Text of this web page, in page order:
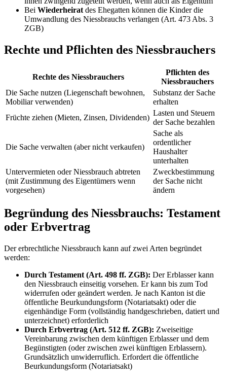
Bei Wiederheirat des Ehegatten können die Kinder die
Umwandlung des Niessbrauchs verlangen (Art. 473 Abs. 3
ZGB)
Rechte und Pflichten des Niessbrauchers
Rechte des Niessbrauchers
Pflichten des
Niessbrauchers
Die Sache nutzen (Liegenschaft bewohnen,
Mobiliar verwenden)
Substanz der Sache
erhalten
Früchte ziehen (Mieten, Zinsen, Dividenden)
Lasten und Steuern
der Sache bezahlen
Die Sache verwalten (aber nicht verkaufen)
Sache als
ordentlicher
Haushalter
unterhalten
Untervermieten oder Niessbrauch abtreten
(mit Zustimmung des Eigentümers wenn
vorgesehen)
Zweckbestimmung
der Sache nicht
ändern
Begründung des Niessbrauchs: Testament
oder Erbvertrag
Der erbrechtliche Niessbrauch kann auf zwei Arten begründet
werden:
Durch Testament (Art. 498 ff. ZGB): Der Erblasser kann
den Niessbrauch einseitig vorsehen. Er kann bis zum Tod
widerrufen oder geändert werden. Je nach Kanton ist die
öffentliche Beurkundungsform (Notariatsakt) oder die
eigenhändige Form (vollständig handgeschrieben, datiert und
unterzeichnet) erforderlich
Durch Erbvertrag (Art. 512 ff. ZGB): Zweiseitige
Vereinbarung zwischen dem künftigen Erblasser und dem
Begünstigten (oder zwischen zwei künftigen Erblassern).
Grundsätzlich unwiderruflich. Erfordert die öffentliche
Beurkundungsform (Notariatsakt)